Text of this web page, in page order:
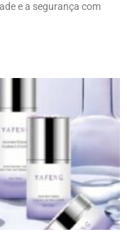
e a segurança com